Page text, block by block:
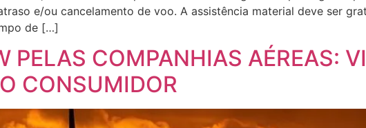
e/ou cancelamento de voo. A assistência material deve ser
de […]
PELAS COMPANHIAS AÉREAS:
CONSUMIDOR